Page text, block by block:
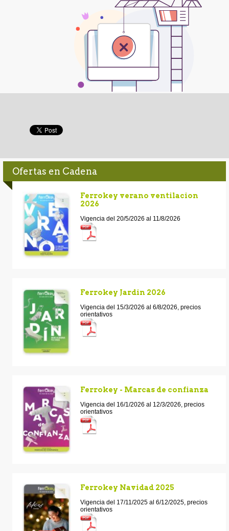
Ofertas en Cadena
Ferrokey verano ventilacion
2026
Vigencia del 20/5/2026 al 11/8/2026
Ferrokey Jardin 2026
Vigencia del 15/3/2026 al 6/8/2026, precios
orientativos
Ferrokey - Marcas de confianza
Vigencia del 16/1/2026 al 12/3/2026, precios
orientativos
Ferrokey Navidad 2025
Vigencia del 17/11/2025 al 6/12/2025, precios
orientativos